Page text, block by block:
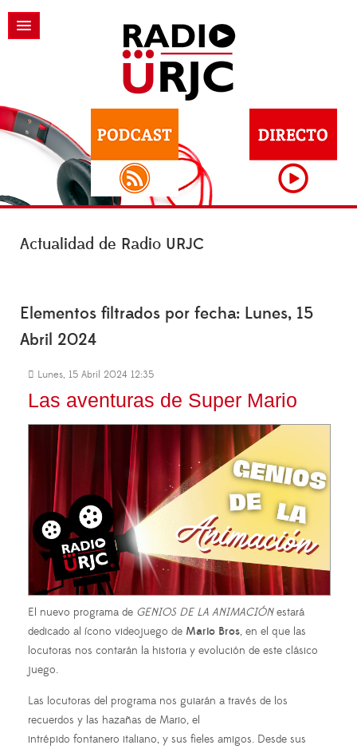
Actualidad de Radio URJC
Elementos filtrados por fecha: Lunes, 15
Abril 2024
Lunes, 15 Abril 2024 12:35
Las aventuras de Super Mario
El nuevo programa de GENIOS DE LA ANIMACIÓNestará
dedicado al ícono videojuego de Mario Bros, en el que las
locutoras nos contarán la historia y evolución de este clásico
juego.
Las locutoras del programa nos guiarán a través de los
recuerdos y las hazañas de Mario, el
intrépido fontanero italiano, y sus fieles amigos. Desde sus